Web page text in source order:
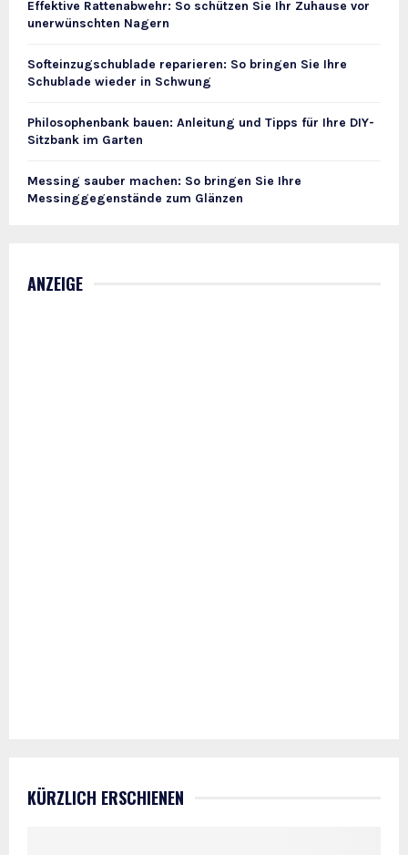
Effektive Rattenabwehr: So schützen Sie Ihr Zuhause vor
unerwünschten Nagern
Softeinzugschublade reparieren: So bringen Sie Ihre
Schublade wieder in Schwung
Philosophenbank bauen: Anleitung und Tipps für Ihre DIY-
Sitzbank im Garten
Messing sauber machen: So bringen Sie Ihre
Messinggegenstände zum Glänzen
ANZEIGE
KÜRZLICH ERSCHIENEN